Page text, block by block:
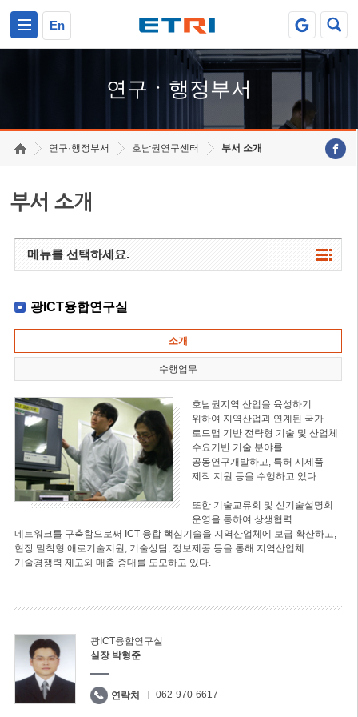
En
연구ㆍ행정부서
연구·행정부서 호남권연구센터 부서 소개
부서 소개
메뉴를 선택하세요.
광ICT융합연구실
소개
수행업무
호남권지역 산업을 육성하기
위하여 지역산업과 연계된 국가
로드맵 기반 전략형 기술 및 산업체
수요기반 기술 분야를
공동연구개발하고, 특허 시제품
제작 지원 등을 수행하고 있다.
또한 기술교류회 및 신기술설명회
운영을 통하여 상생협력
네트워크를 구축함으로써 ICT 융합 핵심기술을 지역산업체에 보급 확산하고,
현장 밀착형 애로기술지원, 기술상담, 정보제공 등을 통해 지역산업체
기술경쟁력 제고와 매출 증대를 도모하고 있다.
광ICT융합연구실
실장 박형준
연락처 062-970-6617